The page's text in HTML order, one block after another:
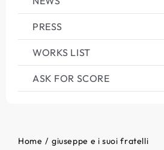
PRESS
WORKS LIST
ASK FOR SCORE
Home giuseppe e i suoi fratelli